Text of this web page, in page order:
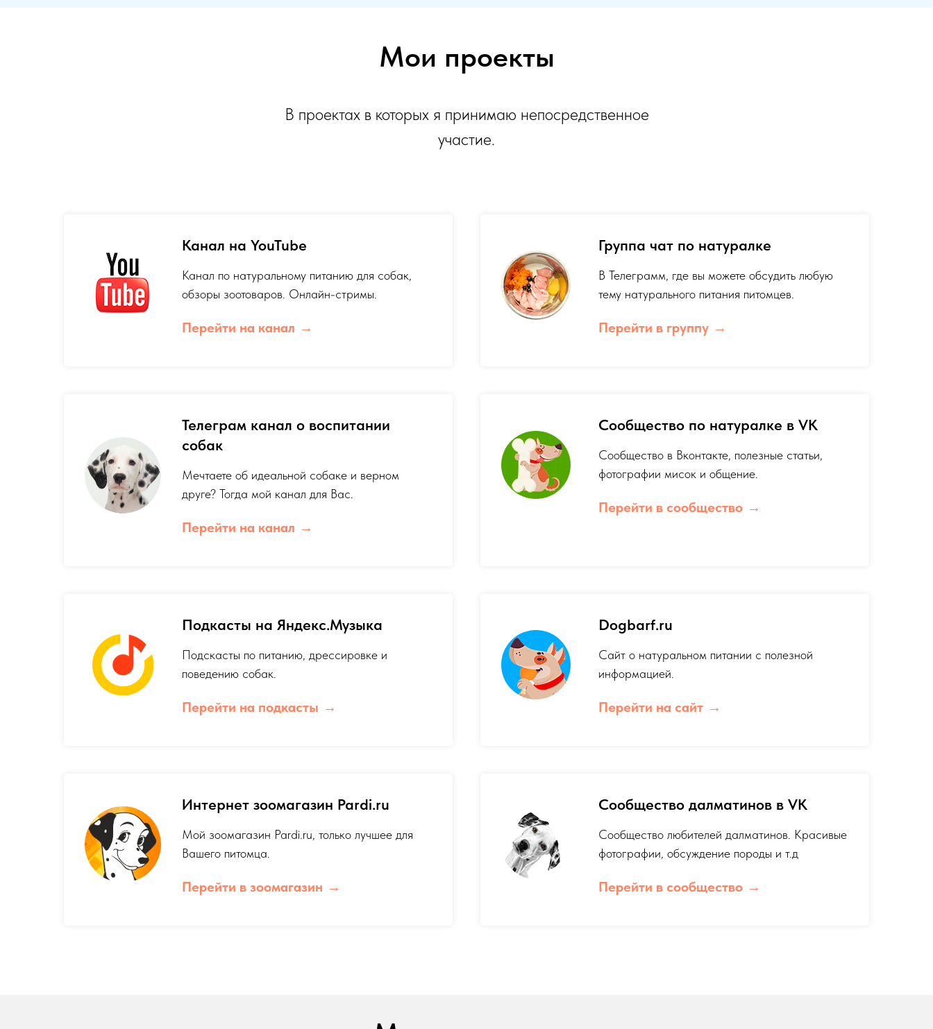
Мои проекты
В проектах в которых я принимаю непосредственное
участие.
Канал на YouTube
Канал по натуральному питанию для собак,
обзоры зоотоваров. Онлайн-стримы.
Перейти на канал
Группа чат по натуралке
В Телеграмм, где вы можете обсудить любую
тему натурального питания питомцев.
Перейти в группу
Телеграм канал о воспитании
собак
Мечтаете об идеальной собаке и верном
друге? Тогда мой канал для Вас.
Перейти на канал
Сообщеcтво по натуралке в VK
Сообщество в Вконтакте, полезные статьи,
фотографии мисок и общение.
Перейти в сообщество
Подкасты на Яндекс.Музыка
Подскасты по питанию, дрессировке и
поведению собак.
Перейти на подкасты
Dogbarf.ru
Сайт о натуральном питании с полезной
информацией.
Перейти на сайт
Интернет зоомагазин Pardi.ru
Мой зоомагазин Pardi.ru, только лучшее для
Вашего питомца.
Перейти в зоомагазин
Сообщество далматинов в VK
Сообщество любителей далматинов. Красивые
фотографии, обсуждение породы и т.д
Перейти в сообщество